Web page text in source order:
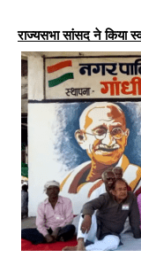
राज्यसभा सांसद ने किया